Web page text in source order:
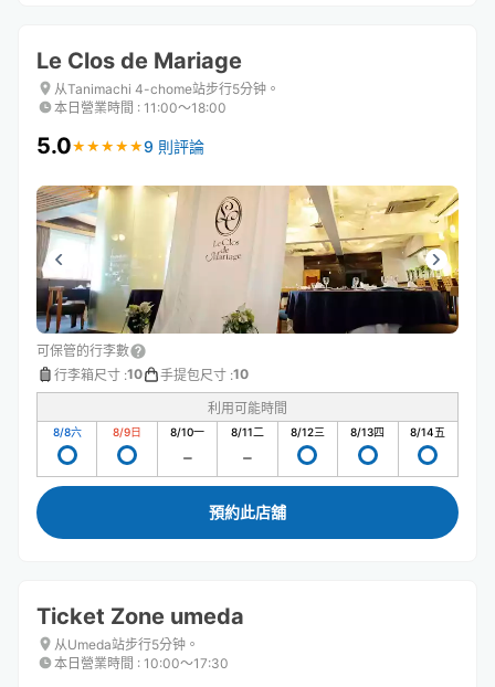
Le Clos de Mariage
从Tanimachi 4-chome站步行5分钟。
本日營業時間 : 11:00〜18:00
5.0★ ★ ★ ★ ★
★ ★ ★ ★ ★9 則評論
可保管的行李數
行李箱尺寸 :10 手提包尺寸 :10
利用可能時間
8/8六 8/9日 8/10一 8/11二 8/12三 8/13四 8/14五
預約此店舖
Ticket Zone umeda
从Umeda站步行5分钟。
本日營業時間 : 10:00〜17:30